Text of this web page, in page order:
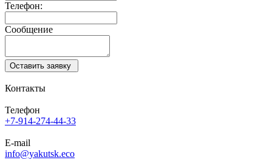
Телефон:
Сообщение
Оставить заявку
Контакты
Телефон
+7-914-274-44-33
E-mail
info@yakutsk.eco